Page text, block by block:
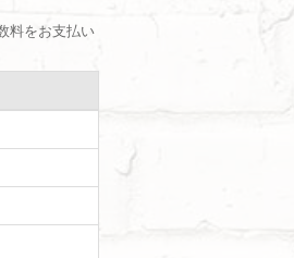
料をお支払い